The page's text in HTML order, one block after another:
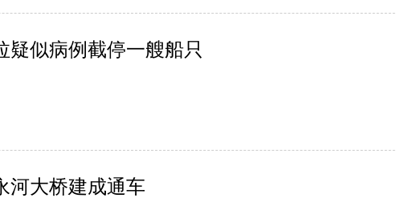
疑似病例截停一艘船只
河大桥建成通车